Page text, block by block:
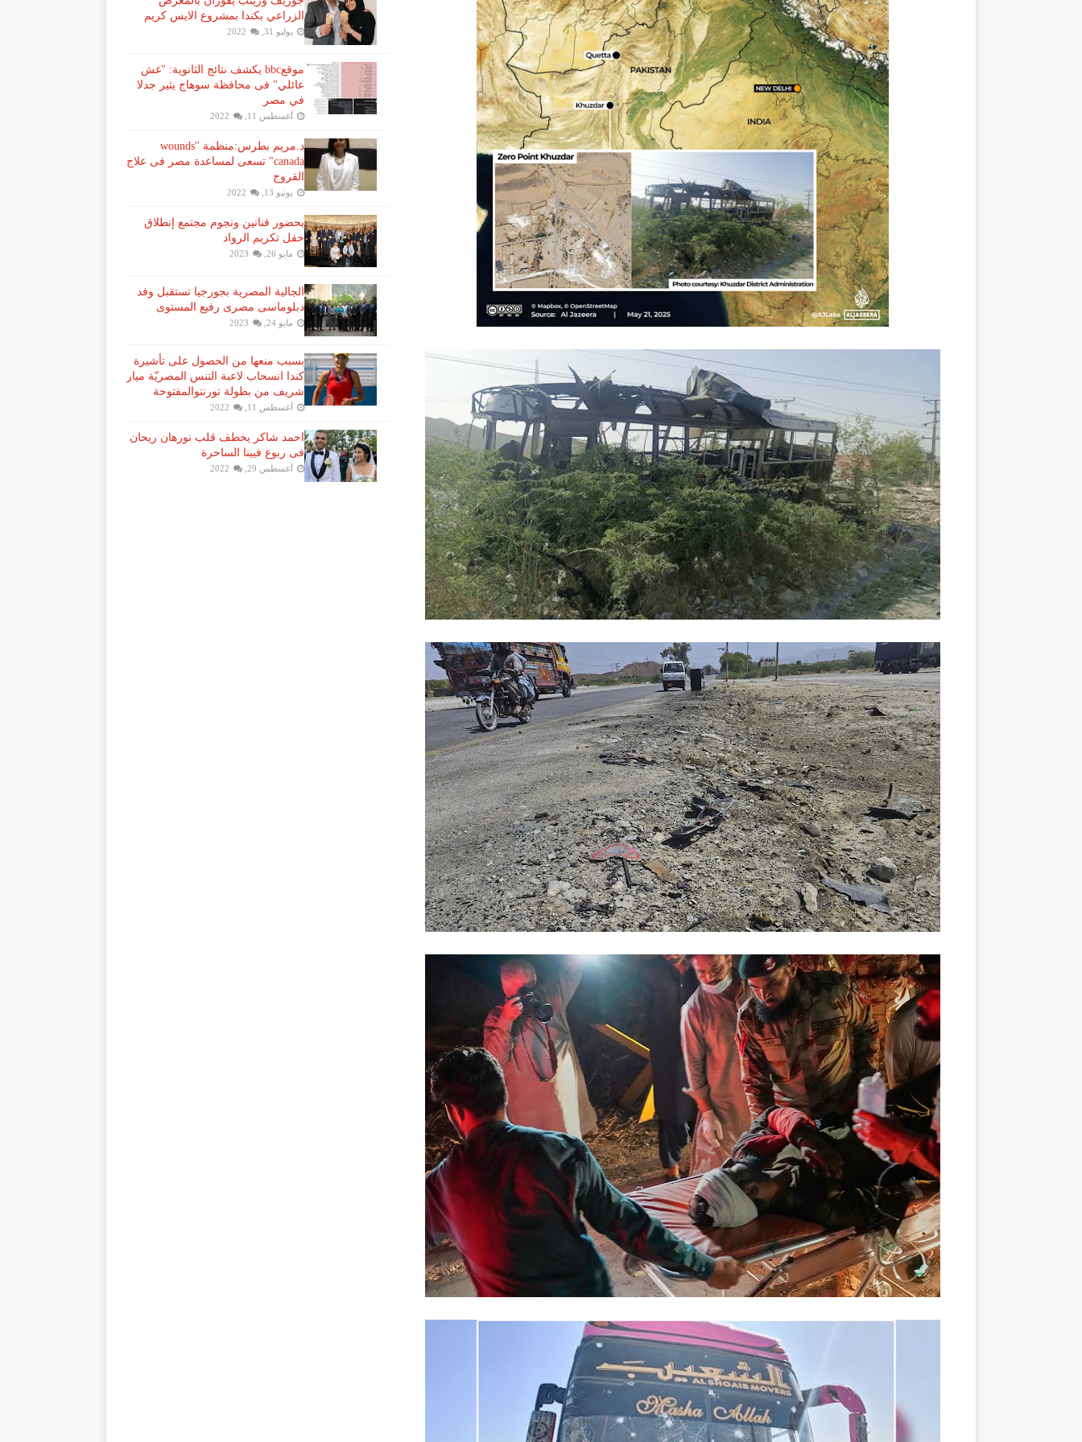
الزراعي بكندا بمشروع الايس كريم
يوليو 31, 2022
موقعbbc يكشف نتائج الثانوية: "غش
عائلي" فى محافظة سوهاج يثير جدلا
في مصر
أغسطس 11, 2022
د.مريم بطرس:منظمة "wounds
canada" تسعى لمساعدة مصر فى علاج
القروح
يونيو 13, 2022
بحضور فنانين ونجوم مجتمع إنطلاق
حفل تكريم الرواد
مايو 26, 2023
الجالية المصرية بجورجيا تستقبل وفد
دبلوماسى مصرى رفيع المستوى
مايو 24, 2023
بسبب منعها من الحصول على تأشيرة
كندا انسحاب لاعبة ​التنس​ المصريّة ​ميار
شريف​ من بطولة ​تورنتو​المفتوحة
أغسطس 11, 2022
احمد شاكر يخطف قلب نورهان ريحان
فى ربوع فيينا الساحرة
أغسطس 29, 2022